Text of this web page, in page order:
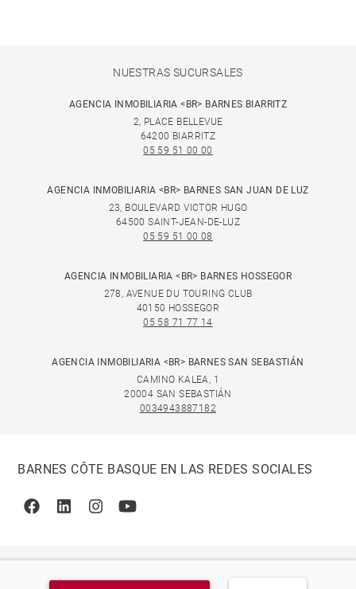
NUESTRAS SUCURSALES
AGENCIA INMOBILIARIA <BR> BARNES BIARRITZ
2, PLACE BELLEVUE
64200 BIARRITZ
05 59 51 00 00
AGENCIA INMOBILIARIA <BR> BARNES SAN JUAN DE LUZ
23, BOULEVARD VICTOR HUGO
64500 SAINT-JEAN-DE-LUZ
05 59 51 00 08
AGENCIA INMOBILIARIA <BR> BARNES HOSSEGOR
278, AVENUE DU TOURING CLUB
40150 HOSSEGOR
05 58 71 77 14
AGENCIA INMOBILIARIA <BR> BARNES SAN SEBASTIÁN
CAMINO KALEA, 1
20004 SAN SEBASTIÁN
0034943887182
BARNES CÔTE BASQUE EN LAS REDES SOCIALES
FacebookLinkedinInstagramYoutube